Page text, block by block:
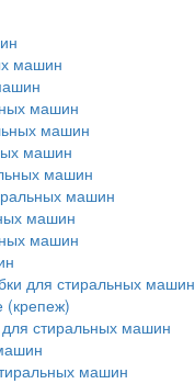
машин
машин
машин
машин
машин
машин
машин
машин
для стиральных машин
(крепеж)
стиральных машин
машин